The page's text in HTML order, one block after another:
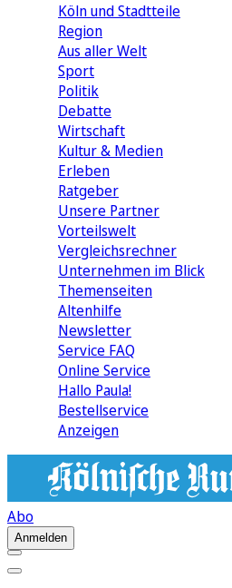
Köln und Stadtteile
Region
Aus aller Welt
Sport
Politik
Debatte
Wirtschaft
Kultur & Medien
Erleben
Ratgeber
Unsere Partner
Vorteilswelt
Vergleichsrechner
Unternehmen im Blick
Themenseiten
Altenhilfe
Newsletter
Service FAQ
Online Service
Hallo Paula!
Bestellservice
Anzeigen
Abo
Anmelden